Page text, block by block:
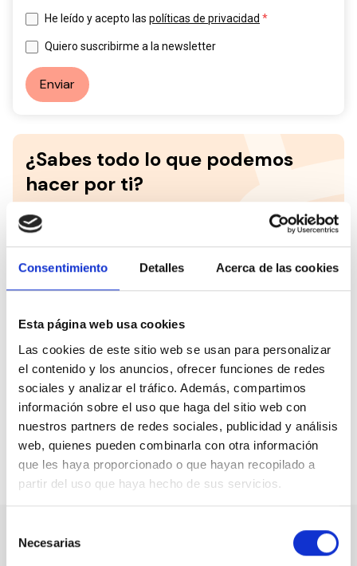
Consentimiento Detalles Acerca de las cookies
Esta página web usa cookies
Las cookies de este sitio web se usan para personalizar
el contenido y los anuncios, ofrecer funciones de redes
sociales y analizar el tráfico. Además, compartimos
información sobre el uso que haga del sitio web con
nuestros partners de redes sociales, publicidad y análisis
web, quienes pueden combinarla con otra información
que les haya proporcionado o que hayan recopilado a
partir del uso que haya hecho de sus servicios.
Necesarias
¿Sabes todo lo que podemos
hacer por ti?
Hazte socio del
Consejo Español para la Defensa de
la Discapacidad y la Dependencia y descubre todos
los servicios y ventajas de los que te puedes
beneficiar solo por ser miembro.
Contacta con el CEDDD
¿No encuentras lo que buscas? Escríbenos y será
un placer ayudarte.
Contáctanos
Más información en nuestra Política de Privacidad.
He leído y acepto las políticas de privacidad
Quiero suscribirme a la newsletter
Enviar
Más para ti